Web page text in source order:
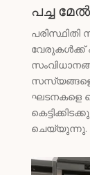
പച്ച
വേരുകൾക്ക്
ഘടനകളെ
ചെയ്യുന്നു.